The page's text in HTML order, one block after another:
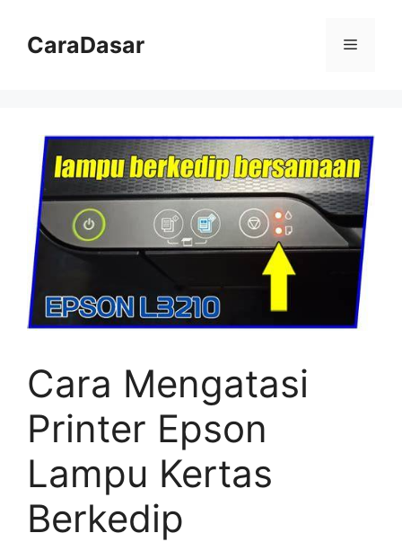
CaraDasar Menu
Cara Mengatasi
Printer Epson
Lampu Kertas
Berkedip